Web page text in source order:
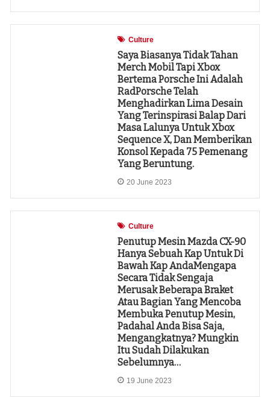
Culture
Saya Biasanya Tidak Tahan
Merch Mobil Tapi Xbox
Bertema Porsche Ini Adalah
RadPorsche Telah
Menghadirkan Lima Desain
Yang Terinspirasi Balap Dari
Masa Lalunya Untuk Xbox
Sequence X, Dan Memberikan
Konsol Kepada 75 Pemenang
Yang Beruntung.
20 June 2023
Culture
Penutup Mesin Mazda CX-90
Hanya Sebuah Kap Untuk Di
Bawah Kap AndaMengapa
Secara Tidak Sengaja
Merusak Beberapa Braket
Atau Bagian Yang Mencoba
Membuka Penutup Mesin,
Padahal Anda Bisa Saja,
Mengangkatnya? Mungkin
Itu Sudah Dilakukan
Sebelumnya…
19 June 2023